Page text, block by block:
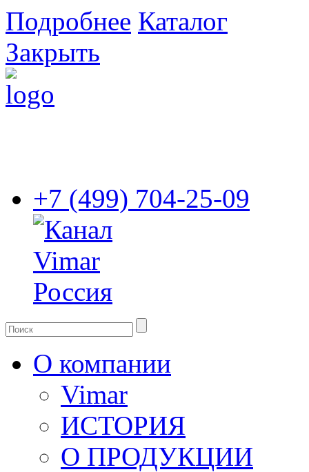
Подробнее Каталог
Закрыть
+7 (499) 704-25-09
О компании
Vimar
ИСТОРИЯ
О ПРОДУКЦИИ